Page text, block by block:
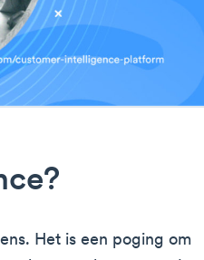
Het is een poging om